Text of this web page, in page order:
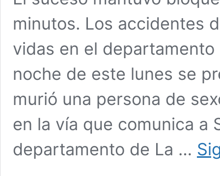
minutos. Los accidentes
vidas en el
noche de este lunes se
murió una persona de
en la vía que comunica a
departamento de La …